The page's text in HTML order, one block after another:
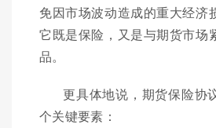
免因市场波动造成的重大经济
它既是保险，又是与期货市场
品。
更具体地说，期货保险协
个关键要素：